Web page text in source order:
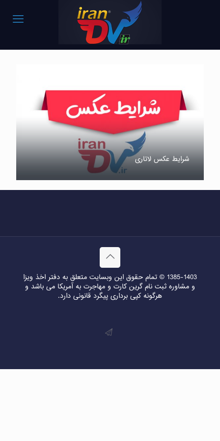
شرایط عکس لاتاری
1385-1403 © تمام حقوق این وبسایت متعلق به دفتر اخذ ویزا
و مشاوره ثبت نام گرین کارت و مهاجرت به آمریکا می باشد و
هرگونه کپی برداری پیگرد قانونی دارد.